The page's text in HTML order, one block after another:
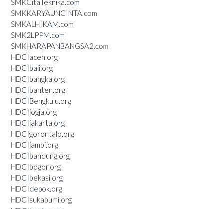
SMKCitaTeknika.com
SMKKARYAUNCINTA.com
SMKALHIKAM.com
SMK2LPPM.com
SMKHARAPANBANGSA2.com
HDCIaceh.org
HDCIbali.org
HDCIbangka.org
HDCIbanten.org
HDCIBengkulu.org
HDCIjogja.org
HDCIjakarta.org
HDCIgorontalo.org
HDCIjambi.org
HDCIbandung.org
HDCIbogor.org
HDCIbekasi.org
HDCIdepok.org
HDCIsukabumi.org